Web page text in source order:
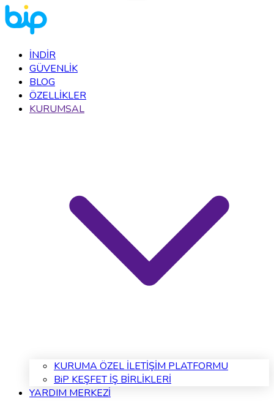
İNDİR
GÜVENLİK
BLOG
ÖZELLİKLER
KURUMSAL
KURUMA ÖZEL İLETİŞİM PLATFORMU
BiP KEŞFET İŞ BİRLİKLERİ
YARDIM MERKEZİ